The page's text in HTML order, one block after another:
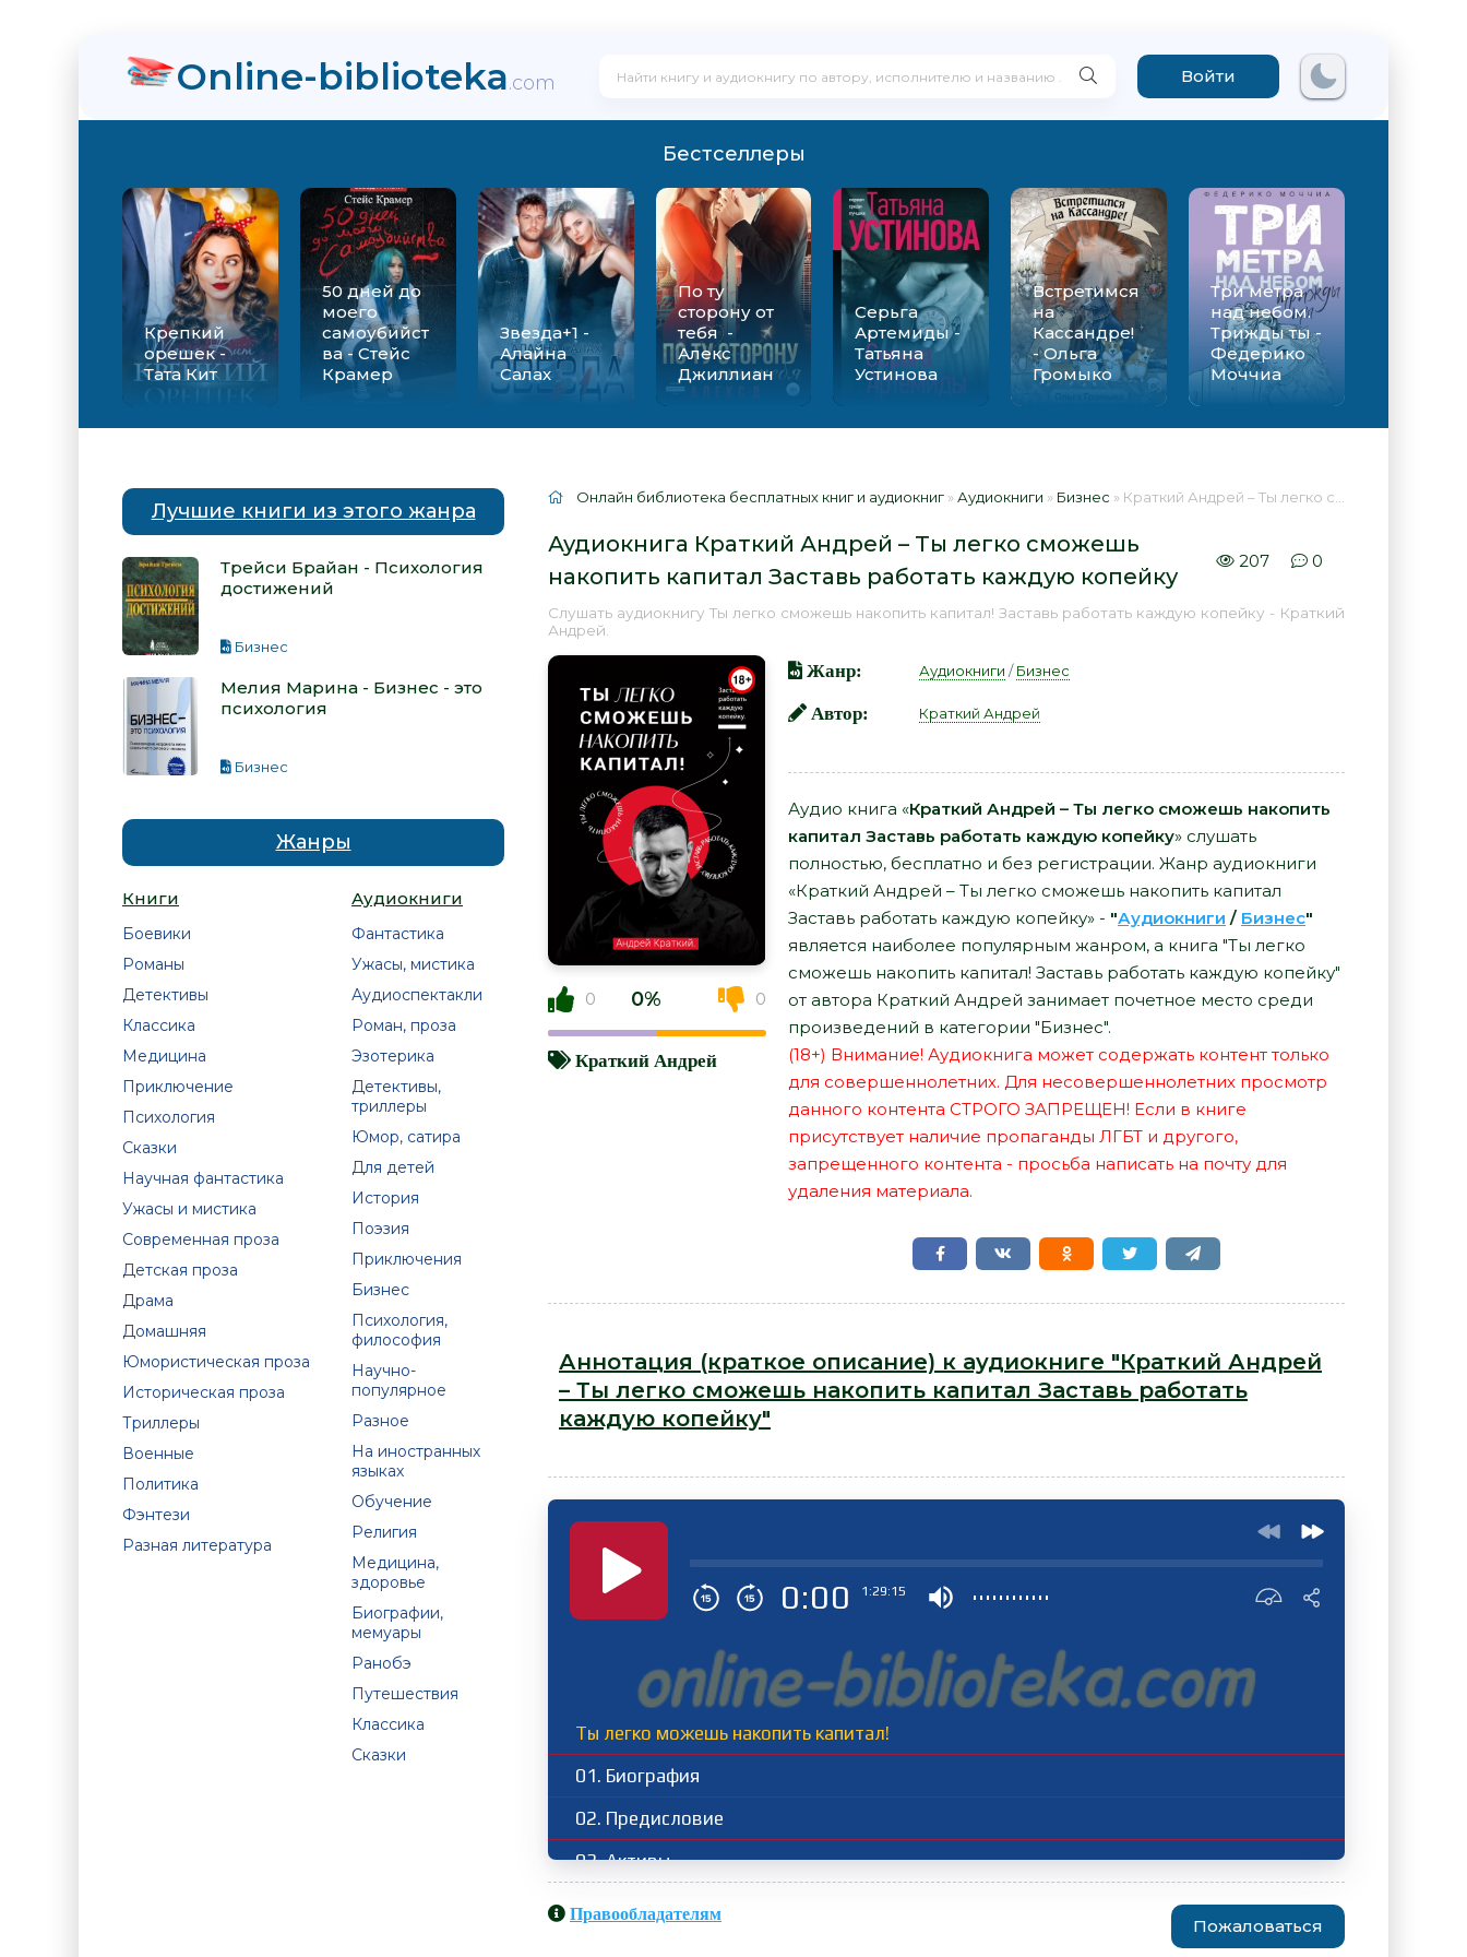
Online-biblioteka.com Войти
Бестселлеры
Крепкий
орешек -
Тата Кит
50 дней до
моего
самоубийст
ва - Стейс
Крамер
Звезда+1 -
Алайна
Салах
По ту
сторону от
тебя -
Алекс
Джиллиан
Серьга
Артемиды -
Татьяна
Устинова
Встретимся
на
Кассандре!
- Ольга
Громыко
Три метра
над небом.
Трижды ты -
Федерико
Моччиа
Лучшие книги из этого жанра
Трейси Брайан - Психология
достижений
Бизнес
Мелия Марина - Бизнес - это
психология
Бизнес
Жанры
Книги
Боевики
Романы
Детективы
Классика
Медицина
Приключение
Психология
Сказки
Научная фантастика
Ужасы и мистика
Современная проза
Детская проза
Драма
Домашняя
Юмористическая проза
Историческая проза
Триллеры
Военные
Политика
Фэнтези
Разная литература
Аудиокниги
Фантастика
Ужасы, мистика
Аудиоспектакли
Роман, проза
Эзотерика
Детективы,
триллеры
Юмор, сатира
Для детей
История
Поэзия
Приключения
Бизнес
Психология,
философия
Научно-
популярное
Разное
На иностранных
языках
Обучение
Религия
Медицина,
здоровье
Биографии,
мемуары
Ранобэ
Путешествия
Классика
Сказки
Онлайн библиотека бесплатных книг и аудиокниг »Аудиокниги » Бизнес » Краткий Андрей – Ты легко сможешь накопить капитал Заставь работать каждую копейку 📕 - Книга онлайн бесплатно
Аудиокнига Краткий Андрей – Ты легко сможешь
накопить капитал Заставь работать каждую копейку
207 0
Слушать аудиокнигу Ты легко сможешь накопить капитал! Заставь работать каждую копейку - Краткий
Андрей.
0 0% 0
Краткий Андрей
Жанр: Аудиокниги /Бизнес
Автор: Краткий Андрей
Аудио книга «Краткий Андрей – Ты легко сможешь накопить
капитал Заставь работать каждую копейку» слушать
полностью, бесплатно и без регистрации. Жанр аудиокниги
«Краткий Андрей – Ты легко сможешь накопить капитал
Заставь работать каждую копейку» - "Аудиокниги / Бизнес"
является наиболее популярным жанром, а книга "Ты легко
сможешь накопить капитал! Заставь работать каждую копейку"
от автора Краткий Андрей занимает почетное место среди
произведений в категории "Бизнес".
(18+) Внимание! Аудиокнига может содержать контент только
для совершеннолетних. Для несовершеннолетних просмотр
данного контента СТРОГО ЗАПРЕЩЕН! Если в книге
присутствует наличие пропаганды ЛГБТ и другого,
запрещенного контента - просьба написать на почту для
удаления материала.
Аннотация (краткое описание) к аудиокниге "Краткий Андрей
– Ты легко сможешь накопить капитал Заставь работать
каждую копейку"
0:00 1:29:15
Ты легко можешь накопить капитал!
01. Биография
02. Предисловие
03. Активы
04. Ценные бумаги
Правообладателям
Пожаловаться
психология